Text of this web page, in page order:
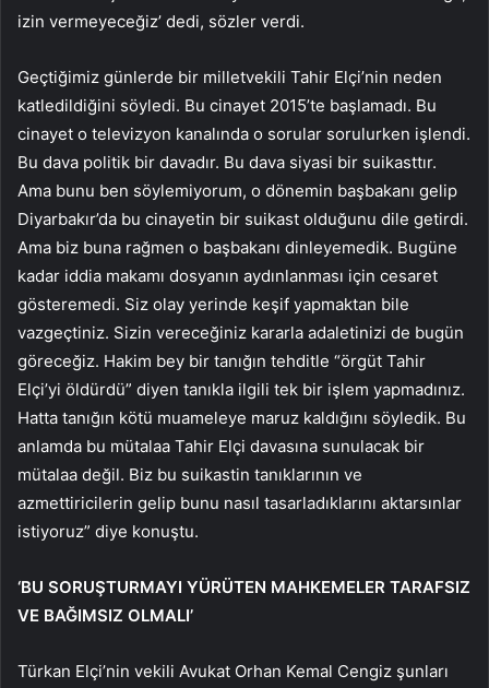
izin vermeyeceğiz’ dedi, sözler verdi.
Geçtiğimiz günlerde bir milletvekili Tahir Elçi’nin neden
katledildiğini söyledi. Bu cinayet 2015’te başlamadı. Bu
cinayet o televizyon kanalında o sorular sorulurken işlendi.
Bu dava politik bir davadır. Bu dava siyasi bir suikasttır.
Ama bunu ben söylemiyorum, o dönemin başbakanı gelip
Diyarbakır’da bu cinayetin bir suikast olduğunu dile getirdi.
Ama biz buna rağmen o başbakanı dinleyemedik. Bugüne
kadar iddia makamı dosyanın aydınlanması için cesaret
gösteremedi. Siz olay yerinde keşif yapmaktan bile
vazgeçtiniz. Sizin vereceğiniz kararla adaletinizi de bugün
göreceğiz. Hakim bey bir tanığın tehditle “örgüt Tahir
Elçi’yi öldürdü” diyen tanıkla ilgili tek bir işlem yapmadınız.
Hatta tanığın kötü muameleye maruz kaldığını söyledik. Bu
anlamda bu mütalaa Tahir Elçi davasına sunulacak bir
mütalaa değil. Biz bu suikastin tanıklarının ve
azmettiricilerin gelip bunu nasıl tasarladıklarını aktarsınlar
istiyoruz” diye konuştu.
‘BU SORUŞTURMAYI YÜRÜTEN MAHKEMELER TARAFSIZ
VE BAĞIMSIZ OLMALI’
Türkan Elçi’nin vekili Avukat Orhan Kemal Cengiz şunları